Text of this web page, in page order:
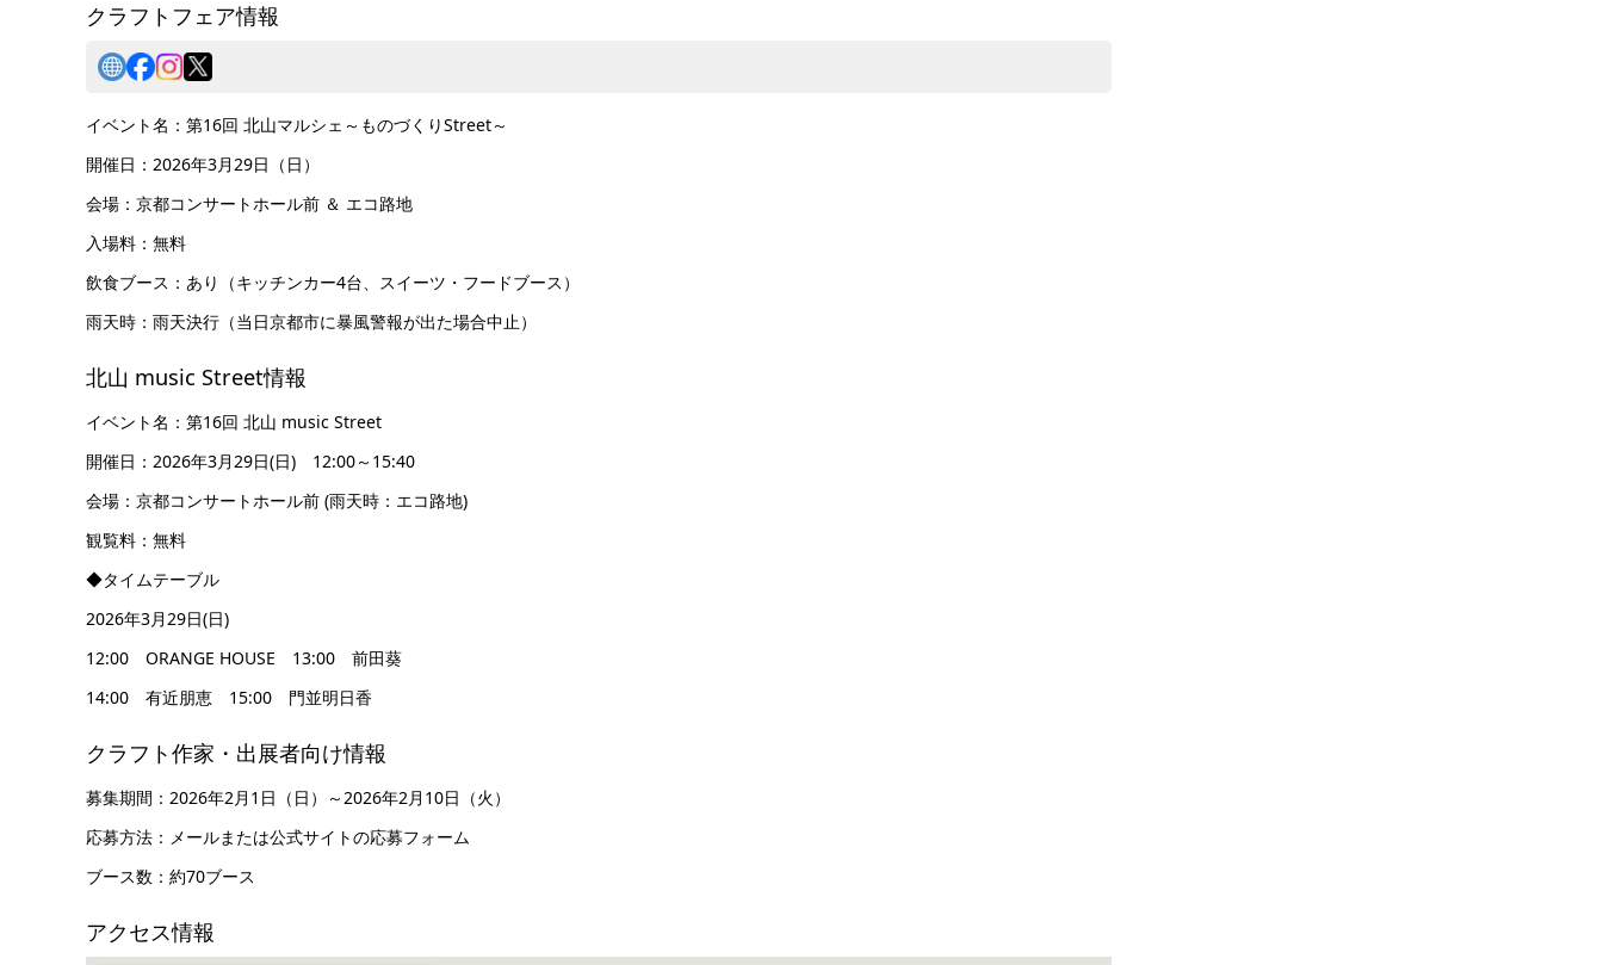
クラフトフェア情報
イベント名：第16回 北山マルシェ～ものづくりStreet～
開催日：2026年3月29日（日）
会場：京都コンサートホール前 ＆ エコ路地
入場料：無料
飲食ブース：あり（キッチンカー4台、スイーツ・フードブース）
雨天時：雨天決行（当日京都市に暴風警報が出た場合中止）
北山 music Street情報
イベント名：第16回 北山 music Street
開催日：2026年3月29日(日) 12:00～15:40
会場：京都コンサートホール前 (雨天時：エコ路地)
観覧料：無料
◆タイムテーブル
2026年3月29日(日)
12:00 ORANGE HOUSE 13:00 前田葵
14:00 有近朋恵 15:00 門並明日香
クラフト作家・出展者向け情報
募集期間：2026年2月1日（日）～2026年2月10日（火）
応募方法：メールまたは公式サイトの応募フォーム
ブース数：約70ブース
アクセス情報